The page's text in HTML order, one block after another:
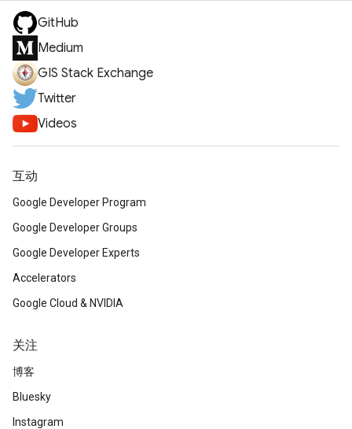
GitHub
Medium
GIS Stack Exchange
Twitter
Videos
互动
Google Developer Program
Google Developer Groups
Google Developer Experts
Accelerators
Google Cloud & NVIDIA
关注
博客
Bluesky
Instagram